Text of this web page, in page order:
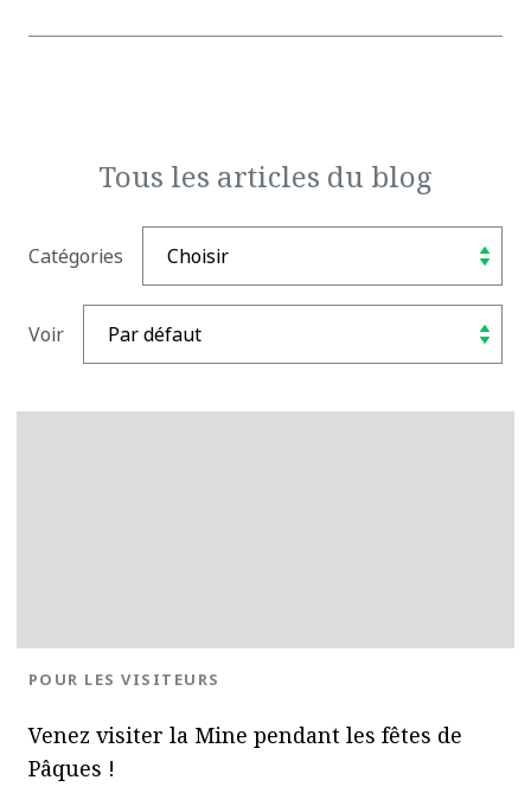
Tous les articles du blog
Catégories
Voir
Venez visiter la Mine pendant les fêtes de
Pâques !
BLOG.CATEGORY
POUR LES VISITEURS